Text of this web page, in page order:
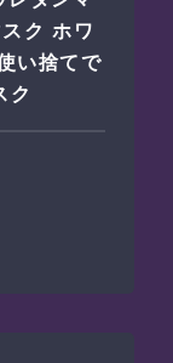
ク ホワ
い捨てで
ク